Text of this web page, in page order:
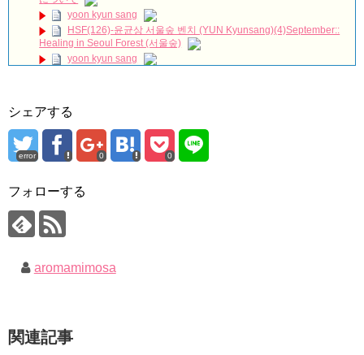
リリース「七日の王妃」より
Arthdal Chronicles: The Sword of Aramun – Eunseom &
Saya NEW!
「耳打ち（原題）」イ・サンユンver.
ソン・ヘギョ – ソンヘギョ キスまとめ
ハン・ヘジン 한혜진 – Still We (여전히 우리는)
한가인 –
「ライフ・ オン・ マーズ」2019年11月2日TSUTAYAにて先行
(ENG SUB) Behind The Scene Hyun Bin 현빈❤️ 손예진 Son Ye
キングを一部公開（DVD-SET2特典映像より）
yoon kyun sang
HSF(126)-윤균상 서울숲 벤치 (YUN Kyunsang)(4)September::
Healing in Seoul Forest (서울숲)
yoon kyun sang
九尾狐外伝 メイキング03 ハン・イェスル
チョ・ヒョンジェ 조현재 九尾狐外伝 制作発表会
キム・テヒの弟イ・ワン♥イ・ボミ、今日（28日）結婚……
「まず熱く掃除せよ」女優キム・ユジョン、「健康がとても回
【裏芸能】キムユジョンの熱愛彼氏はあの大物俳優
いでしょ？” Big News TV
幻の王女チャミョンゴ エンディング
か」出演で話題 Big News TV
シェアする
error 0 0
フォローする
aromamimosa
関連記事